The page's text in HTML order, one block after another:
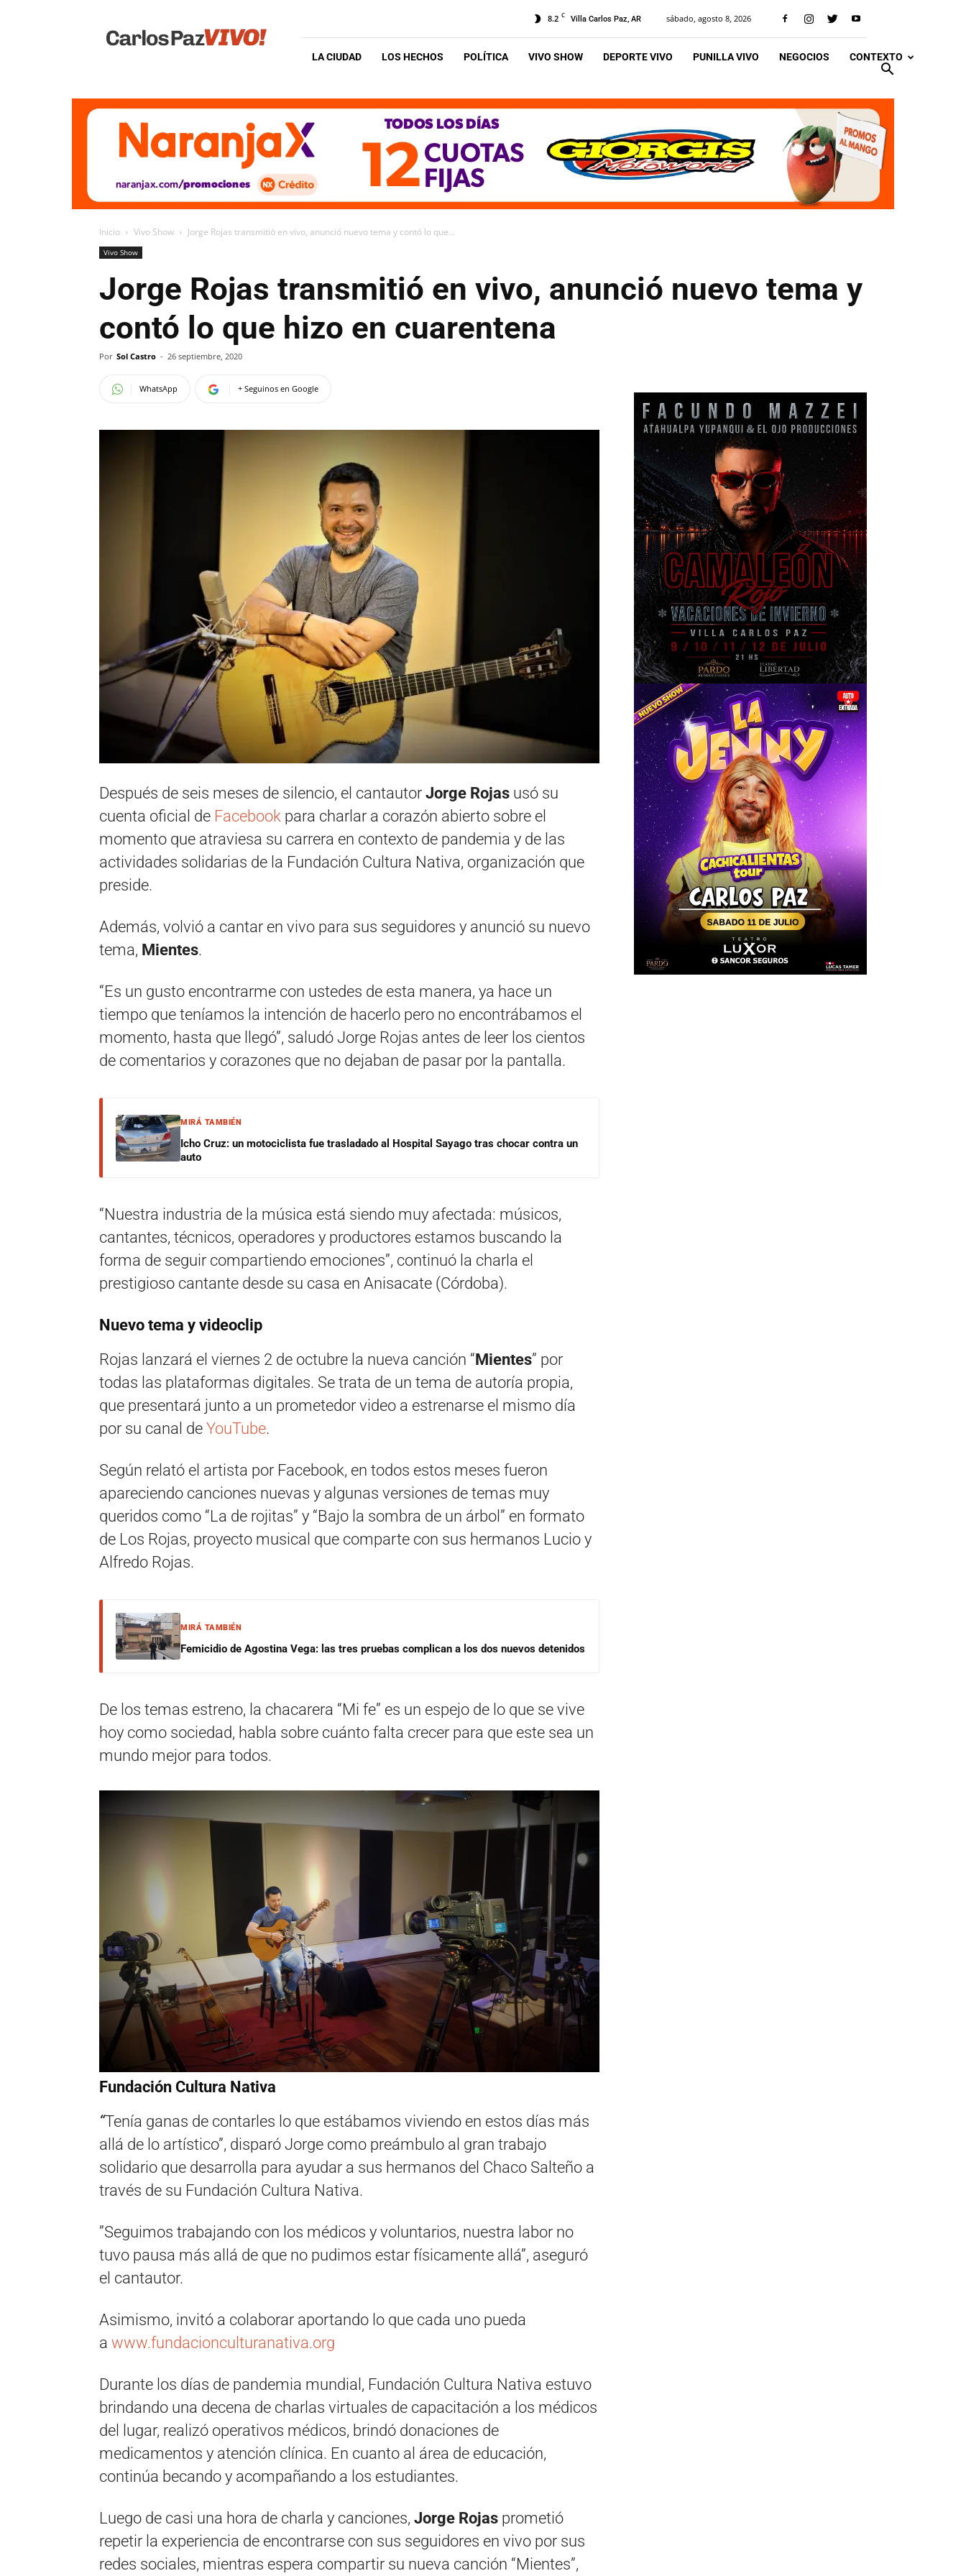
Vivo
8.2 C Villa Carlos Paz, AR sábado, agosto 8, 2026
LA CIUDAD LOS HECHOS POLÍTICA VIVO SHOW DEPORTE VIVO PUNILLA VIVO NEGOCIOS CONTEXTO
Inicio Vivo Show Jorge Rojas transmitió en vivo, anunció nuevo tema y contó lo que...
Vivo Show
Jorge Rojas transmitió en vivo, anunció nuevo tema y
contó lo que hizo en cuarentena
Por Sol Castro - 26 septiembre, 2020
WhatsApp + Seguinos en Google
Después de seis meses de silencio, el cantautor Jorge Rojas usó su
cuenta oficial de Facebook para charlar a corazón abierto sobre el
momento que atraviesa su carrera en contexto de pandemia y de las
actividades solidarias de la Fundación Cultura Nativa, organización que
preside.
Además, volvió a cantar en vivo para sus seguidores y anunció su nuevo
tema, Mientes.
“Es un gusto encontrarme con ustedes de esta manera, ya hace un
tiempo que teníamos la intención de hacerlo pero no encontrábamos el
momento, hasta que llegó”, saludó Jorge Rojas antes de leer los cientos
de comentarios y corazones que no dejaban de pasar por la pantalla.
MIRÁ TAMBIÉN
Icho Cruz: un motociclista fue trasladado al Hospital Sayago tras chocar contra un
auto
“Nuestra industria de la música está siendo muy afectada: músicos,
cantantes, técnicos, operadores y productores estamos buscando la
forma de seguir compartiendo emociones”, continuó la charla el
prestigioso cantante desde su casa en Anisacate (Córdoba).
Nuevo tema y videoclip
Rojas lanzará el viernes 2 de octubre la nueva canción “Mientes” por
todas las plataformas digitales. Se trata de un tema de autoría propia,
que presentará junto a un prometedor video a estrenarse el mismo día
por su canal de YouTube.
Según relató el artista por Facebook, en todos estos meses fueron
apareciendo canciones nuevas y algunas versiones de temas muy
queridos como “La de rojitas” y “Bajo la sombra de un árbol” en formato
de Los Rojas, proyecto musical que comparte con sus hermanos Lucio y
Alfredo Rojas.
MIRÁ TAMBIÉN
Femicidio de Agostina Vega: las tres pruebas complican a los dos nuevos detenidos
De los temas estreno, la chacarera “Mi fe” es un espejo de lo que se vive
hoy como sociedad, habla sobre cuánto falta crecer para que este sea un
mundo mejor para todos.
Fundación Cultura Nativa
“Tenía ganas de contarles lo que estábamos viviendo en estos días más
allá de lo artístico”, disparó Jorge como preámbulo al gran trabajo
solidario que desarrolla para ayudar a sus hermanos del Chaco Salteño a
través de su Fundación Cultura Nativa.
”Seguimos trabajando con los médicos y voluntarios, nuestra labor no
tuvo pausa más allá de que no pudimos estar físicamente allá”, aseguró
el cantautor.
Asimismo, invitó a colaborar aportando lo que cada uno pueda
a www.fundacionculturanativa.org
Durante los días de pandemia mundial, Fundación Cultura Nativa estuvo
brindando una decena de charlas virtuales de capacitación a los médicos
del lugar, realizó operativos médicos, brindó donaciones de
medicamentos y atención clínica. En cuanto al área de educación,
continúa becando y acompañando a los estudiantes.
Luego de casi una hora de charla y canciones, Jorge Rojas prometió
repetir la experiencia de encontrarse con sus seguidores en vivo por sus
redes sociales, mientras espera compartir su nueva canción “Mientes”,